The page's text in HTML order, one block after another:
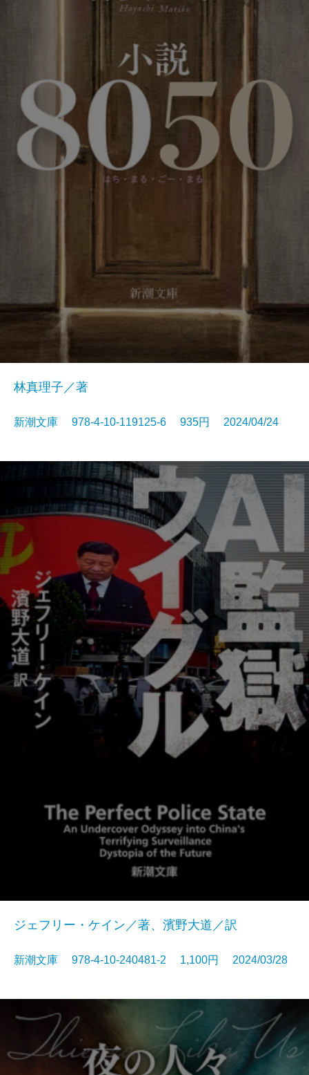
林真理子／著
新潮文庫 978-4-10-119125-6 935円 2024/04/24
ジェフリー・ケイン／著、濱野大道／訳
新潮文庫 978-4-10-240481-2 1,100円 2024/03/28